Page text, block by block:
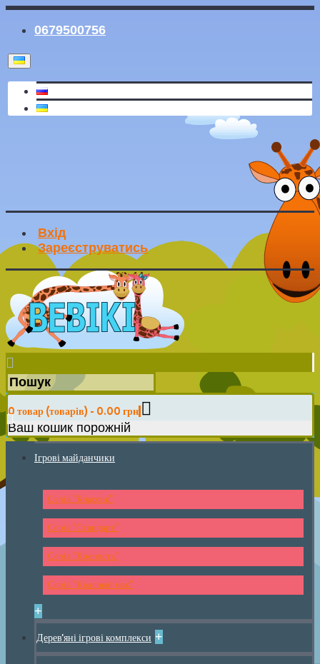
0679500756
Вхід
Зареєструватись
0 товар (товарів) - 0.00 грн
Ваш кошик порожній
Ігрові майданчики
Серія "Классик"
Серія "Стандарт"
Серія "Крепость"
Серія "Красный мак"
+
Дерев'яні ігрові комплекси +